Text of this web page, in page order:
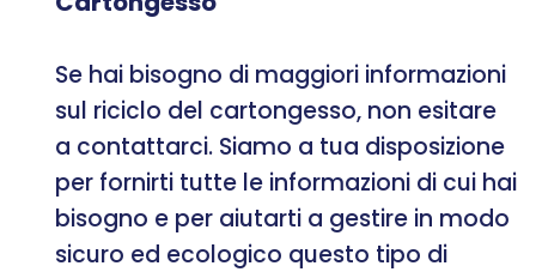
Se hai bisogno di maggiori informazioni
sul riciclo del cartongesso, non esitare
a contattarci. Siamo a tua disposizione
per fornirti tutte le informazioni di cui hai
bisogno e per aiutarti a gestire in modo
sicuro ed ecologico questo tipo di